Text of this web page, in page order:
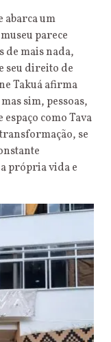
abarca um
parece
de mais nada,
seu direito de
Takuá afirma
sim, pessoas,
como Tava
se
própria vida e